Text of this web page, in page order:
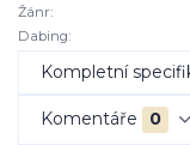
Žánr:
Dabing:
Kompletní
Komentáře 0